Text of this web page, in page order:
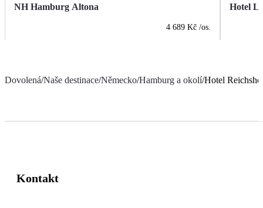
NH Hamburg Altona
4 689 Kč /os.
Hotel
Dovolená/Naše destinace/Německo/Hamburg a okolí/Hotel
Kontakt